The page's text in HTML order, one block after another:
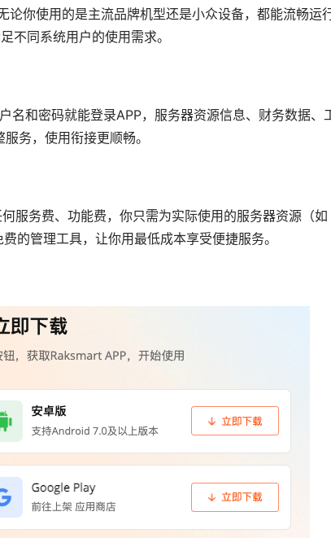
你使用的是主流品牌机型还是小众设备，都能流畅运行
不同系统用户的使用需求。
名和密码就能登录APP，服务器资源信息、财务数据、
务，使用衔接更顺畅。
服务费、功能费，你只需为实际使用的服务器资源（如
的管理工具，让你用最低成本享受便捷服务。